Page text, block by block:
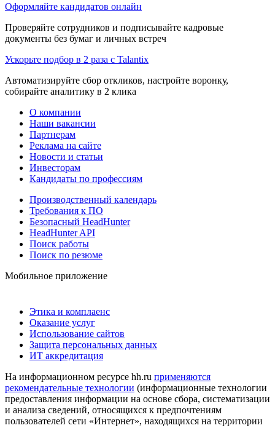
Оформляйте кандидатов онлайн
Проверяйте сотрудников и подписывайте кадровые
документы без бумаг и личных встреч
Ускорьте подбор в 2 раза с Talantix
Автоматизируйте сбор откликов, настройте воронку,
собирайте аналитику в 2 клика
О компании
Наши вакансии
Партнерам
Реклама на сайте
Новости и статьи
Инвесторам
Кандидаты по профессиям
Производственный календарь
Требования к ПО
Безопасный HeadHunter
HeadHunter API
Поиск работы
Поиск по резюме
Мобильное приложение
Этика и комплаенс
Оказание услуг
Использование сайтов
Защита персональных данных
ИТ аккредитация
На информационном ресурсе hh.ru применяются
рекомендательные технологии (информационные технологии
предоставления информации на основе сбора, систематизации
и анализа сведений, относящихся к предпочтениям
пользователей сети «Интернет», находящихся на территории